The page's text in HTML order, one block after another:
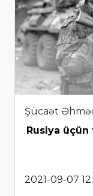
Şücaət
Rusiya üçün
2021-09-07